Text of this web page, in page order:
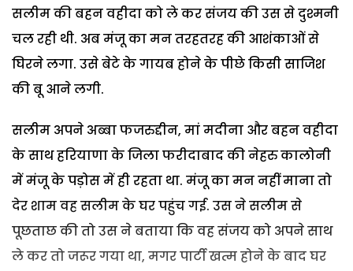
सलीम की बहन वहीदा को ले कर संजय की उस से दुश्मनी
चल रही थी. अब मंजू का मन तरहतरह की आशंकाओं से
घिरने लगा. उसे बेटे के गायब होने के पीछे किसी साजिश
की बू आने लगी.
सलीम अपने अब्बा फजरुद्दीन, मां मदीना और बहन वहीदा
के साथ हरियाणा के जिला फरीदाबाद की नेहरु कालोनी
में मंजू के पड़ोस में ही रहता था. मंजू का मन नहीं माना तो
देर शाम वह सलीम के घर पहुंच गई. उस ने सलीम से
पूछताछ की तो उस ने बताया कि वह संजय को अपने साथ
ले कर तो जरूर गया था, मगर पार्टी खत्म होने के बाद घर